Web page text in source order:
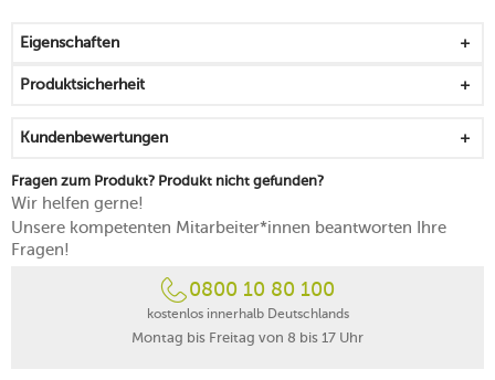
bildet mit der passenden Pfeffermühle der Serie ein
unschlagbares Team
Eigenschaften
Produktsicherheit
Kundenbewertungen
Fragen zum Produkt? Produkt nicht gefunden?
Wir helfen gerne!
Unsere kompetenten Mitarbeiter*innen beantworten Ihre
Fragen!
0800 10 80 100
kostenlos innerhalb Deutschlands
Montag bis Freitag von 8 bis 17 Uhr